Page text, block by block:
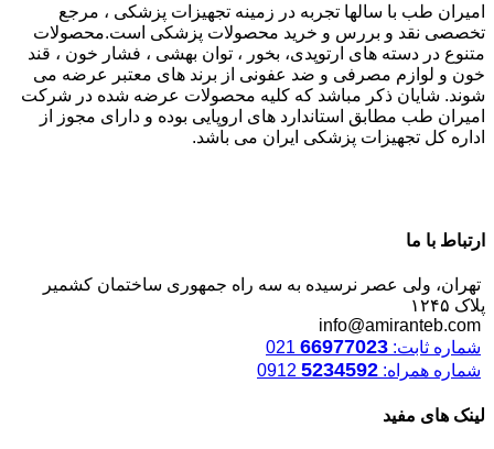
امیران طب با سالها تجربه در زمینه تجهیزات پزشکی ، مرجع
تخصصی نقد و بررس و خرید محصولات پزشکی است.محصولات
متنوع در دسته های ارتوپدی، بخور ، توان بهشی ، فشار خون ، قند
خون و لوازم مصرفی و ضد عفونی از برند های معتبر عرضه می
شوند. شایان ذکر مباشد که کلیه محصولات عرضه شده در شرکت
امیران طب مطابق استاندارد های اروپایی بوده و دارای مجوز از
اداره کل تجهیزات پزشکی ایران می باشد.
ارتباط با ما
تهران، ولی عصر نرسیده به سه راه جمهوری ساختمان کشمیر
پلاک ۱۲۴۵
info@amiranteb.com
شماره ثابت: 66977023
شماره همراه: 5234592
لینک های مفید